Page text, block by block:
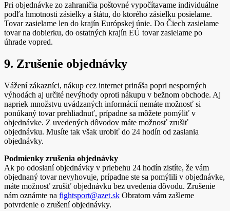
Pri objednávke zo zahraničia poštovné vypočítavame individuálne
podľa hmotnosti zásielky a štátu, do ktorého zásielku posielame.
Tovar zasielame len do krajín Európskej únie. Do Čiech zasielame
tovar na dobierku, do ostatných krajín EÚ tovar zasielame po
úhrade vopred.
9. Zrušenie objednávky
Vážení zákazníci, nákup cez internet prináša popri nesporných
výhodách aj určité nevýhody oproti nákupu v bežnom obchode. Aj
napriek množstvu uvádzaných informácií nemáte možnosť si
ponúkaný tovar prehliadnuť, prípadne sa môžete pomýliť v
objednávke. Z uvedených dôvodov máte možnosť zrušiť
objednávku. Musíte tak však urobiť do 24 hodín od zaslania
objednávky.
Podmienky zrušenia objednávky
Ak po odoslaní objednávky v priebehu 24 hodín zistíte, že vám
objednaný tovar nevyhovuje, prípadne ste sa pomýlili v objednávke,
máte možnosť zrušiť objednávku bez uvedenia dôvodu. Zrušenie
nám oznámte na fightsport@azet.sk Obratom vám zašleme
potvrdenie o zrušení objednávky.